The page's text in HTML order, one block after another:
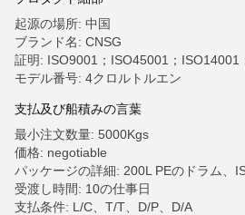
起源の場所: 中国
ブランド名: CNSG
証明: ISO9001；ISO45001；ISO14001
モデル番号: 4クロルトルエン
支払及び船積みの言葉
最小注文数量: 5000Kgs
価格: negotiable
パッケージの詳細: 200L PEのドラム、
受渡し時間: 10の仕事日
支払条件: L/C、T/T、D/P、D/A